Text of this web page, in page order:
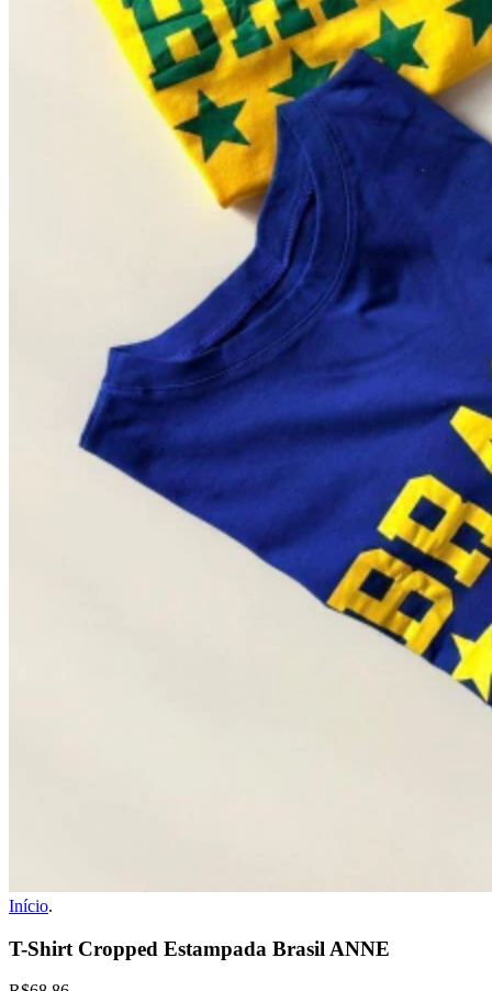
Início.
T-Shirt Cropped Estampada Brasil ANNE